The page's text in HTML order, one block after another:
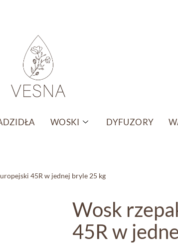
WOSKI DYFUZORY
45R w jednej bryle 25 kg
Wosk
45R w